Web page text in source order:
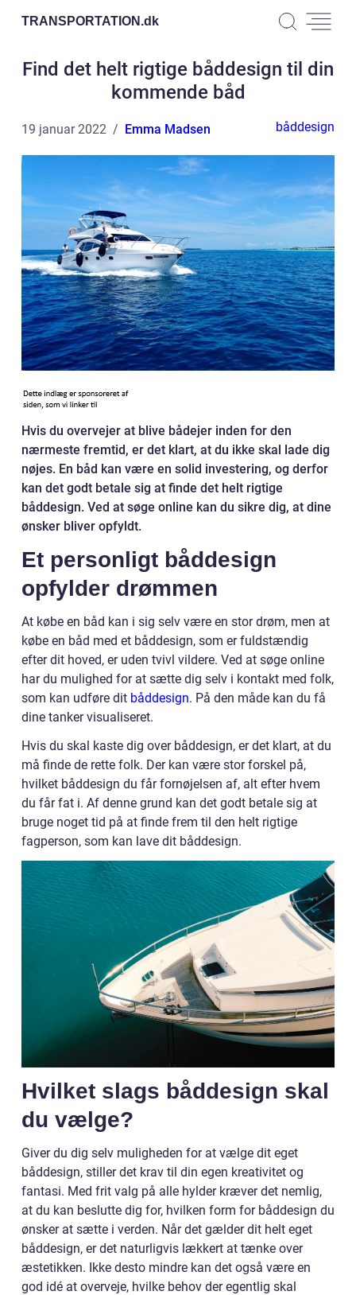
TRANSPORTATION.dk
Find det helt rigtige båddesign til din
kommende båd
19 januar 2022 Emma Madsen båddesign
Hvis du overvejer at blive bådejer inden for den
nærmeste fremtid, er det klart, at du ikke skal lade dig
nøjes. En båd kan være en solid investering, og derfor
kan det godt betale sig at finde det helt rigtige
båddesign. Ved at søge online kan du sikre dig, at dine
ønsker bliver opfyldt.
Et personligt båddesign
opfylder drømmen
At købe en båd kan i sig selv være en stor drøm, men at
købe en båd med et båddesign, som er fuldstændig
efter dit hoved, er uden tvivl vildere. Ved at søge online
har du mulighed for at sætte dig selv i kontakt med folk,
som kan udføre dit båddesign. På den måde kan du få
dine tanker visualiseret.
Hvis du skal kaste dig over båddesign, er det klart, at du
må finde de rette folk. Der kan være stor forskel på,
hvilket båddesign du får fornøjelsen af, alt efter hvem
du får fat i. Af denne grund kan det godt betale sig at
bruge noget tid på at finde frem til den helt rigtige
fagperson, som kan lave dit båddesign.
Hvilket slags båddesign skal
du vælge?
Giver du dig selv muligheden for at vælge dit eget
båddesign, stiller det krav til din egen kreativitet og
fantasi. Med frit valg på alle hylder kræver det nemlig,
at du kan beslutte dig for, hvilken form for båddesign du
ønsker at sætte i verden. Når det gælder dit helt eget
båddesign, er det naturligvis lækkert at tænke over
æstetikken. Ikke desto mindre kan det også være en
god idé at overveje, hvilke behov der egentlig skal